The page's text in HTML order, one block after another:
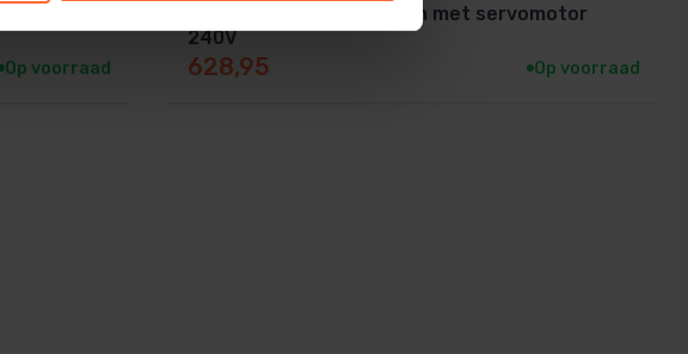
Op voorraad
2-Weg kogelkraan 63 mm met servomotor
240V
628,95 Op voorraad